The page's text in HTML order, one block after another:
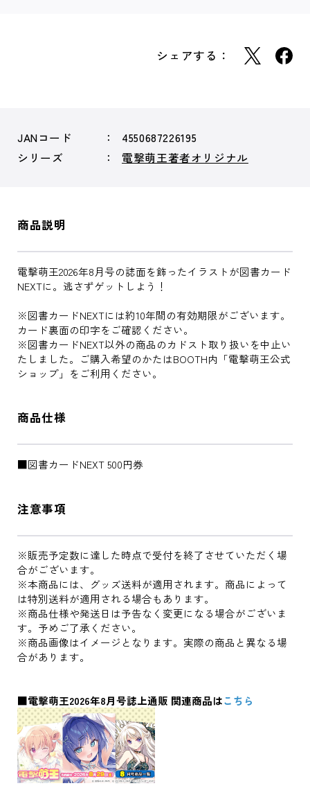
シェアする：
JANコード
4550687226195
シリーズ
電撃萌王著者オリジナル
商品説明
電撃萌王2026年8月号の誌面を飾ったイラストが図書カード
NEXTに。逃さずゲットしよう！
※図書カードNEXTには約10年間の有効期限がございます。
カード裏面の印字をご確認ください。
※図書カードNEXT以外の商品のカドスト取り扱いを中止い
たしました。ご購入希望のかたはBOOTH内「電撃萌王公式
ショップ」をご利用ください。
商品仕様
■図書カードNEXT 500円券
注意事項
※販売予定数に達した時点で受付を終了させていただく場
合がございます。
※本商品には、グッズ送料が適用されます。商品によって
は特別送料が適用される場合もあります。
※商品仕様や発送日は予告なく変更になる場合がございま
す。予めご了承ください。
※商品画像はイメージとなります。実際の商品と異なる場
合があります。
■電撃萌王2026年8月号誌上通販 関連商品はこちら